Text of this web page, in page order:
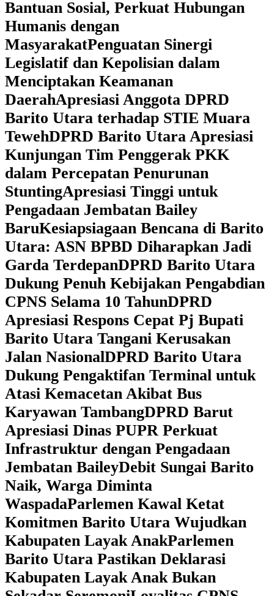
Bantuan Sosial, Perkuat Hubungan
Humanis dengan
MasyarakatPenguatan Sinergi
Legislatif dan Kepolisian dalam
Menciptakan Keamanan
DaerahApresiasi Anggota DPRD
Barito Utara terhadap STIE Muara
TewehDPRD Barito Utara Apresiasi
Kunjungan Tim Penggerak PKK
dalam Percepatan Penurunan
StuntingApresiasi Tinggi untuk
Pengadaan Jembatan Bailey
BaruKesiapsiagaan Bencana di Barito
Utara: ASN BPBD Diharapkan Jadi
Garda TerdepanDPRD Barito Utara
Dukung Penuh Kebijakan Pengabdian
CPNS Selama 10 TahunDPRD
Apresiasi Respons Cepat Pj Bupati
Barito Utara Tangani Kerusakan
Jalan NasionalDPRD Barito Utara
Dukung Pengaktifan Terminal untuk
Atasi Kemacetan Akibat Bus
Karyawan TambangDPRD Barut
Apresiasi Dinas PUPR Perkuat
Infrastruktur dengan Pengadaan
Jembatan BaileyDebit Sungai Barito
Naik, Warga Diminta
WaspadaParlemen Kawal Ketat
Komitmen Barito Utara Wujudkan
Kabupaten Layak AnakParlemen
Barito Utara Pastikan Deklarasi
Kabupaten Layak Anak Bukan